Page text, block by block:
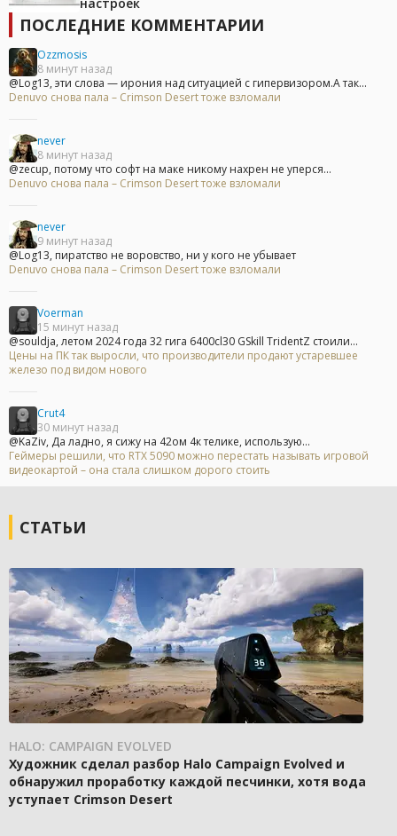
настроек
ПОСЛЕДНИЕ КОММЕНТАРИИ
Ozzmosis
8 минут назад
@Log13, эти слова — ирония над ситуацией с гипервизором.А так...
Denuvo снова пала – Crimson Desert тоже взломали
never
8 минут назад
@zecup, потому что софт на маке никому нахрен не уперся...
Denuvo снова пала – Crimson Desert тоже взломали
never
9 минут назад
@Log13, пиратство не воровство, ни у кого не убывает
Denuvo снова пала – Crimson Desert тоже взломали
Voerman
15 минут назад
@souldja, летом 2024 года 32 гига 6400cl30 GSkill TridentZ стоили...
Цены на ПК так выросли, что производители продают устаревшее
железо под видом нового
Crut4
30 минут назад
@KaZiv, Да ладно, я сижу на 42ом 4к телике, использую...
Геймеры решили, что RTX 5090 можно перестать называть игровой
видеокартой – она стала слишком дорого стоить
СТАТЬИ
HALO: CAMPAIGN EVOLVED
Художник сделал разбор Halo Campaign Evolved и
обнаружил проработку каждой песчинки, хотя вода
уступает Crimson Desert